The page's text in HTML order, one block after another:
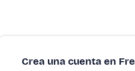
Crea una cuenta en